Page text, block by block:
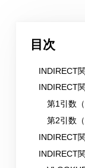
目次
INDIRECT
INDIRECT
第1引数（
第2引数（
INDIRECT
INDIRECT